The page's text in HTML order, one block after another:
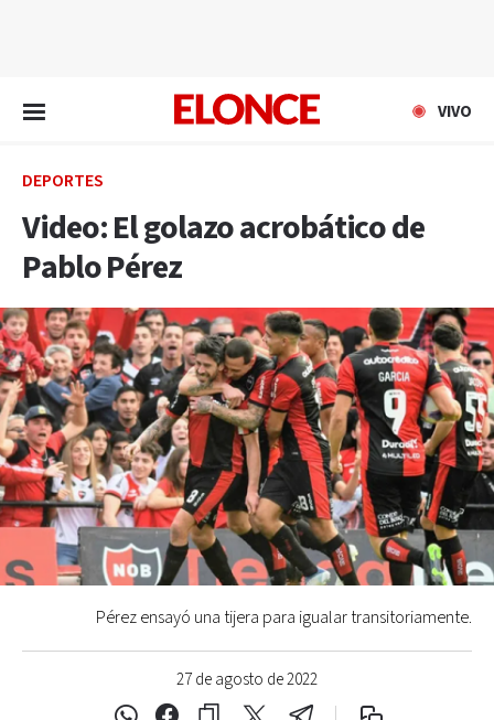
VIVO
DEPORTES
Video: El golazo acrobático de
Pablo Pérez
27 de agosto de 2022
Pérez ensayó una tijera para igualar transitoriamente.